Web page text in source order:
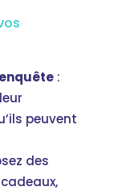
:
peuvent
des